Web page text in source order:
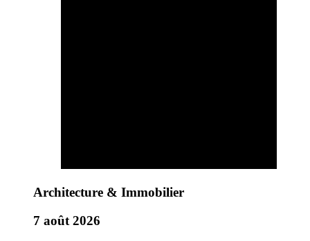
Architecture & Immobilier
7 août 2026